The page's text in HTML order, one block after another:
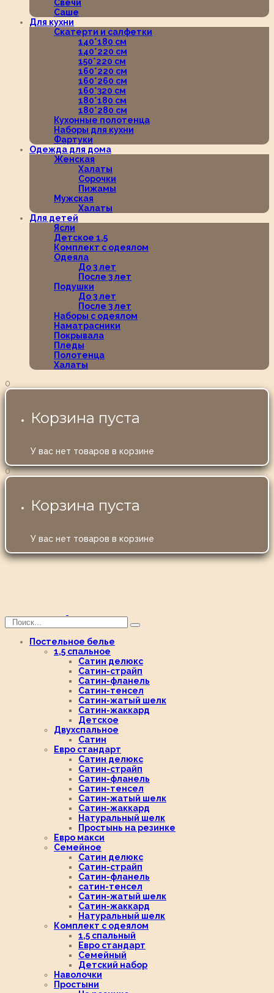
Свечи
Саше
Для кухни
Скатерти и салфетки
140*180 см
140*220 см
150*220 см
160*220 см
160*260 см
160*320 см
180*180 см
180*280 см
Кухонные полотенца
Наборы для кухни
Фартуки
Одежда для дома
Женская
Халаты
Сорочки
Пижамы
Мужская
Халаты
Для детей
Ясли
Детское 1,5
Комплект с одеялом
Одеяла
До 3 лет
После 3 лет
Подушки
До 3 лет
После 3 лет
Наборы с одеялом
Наматрасники
Покрывала
Пледы
Полотенца
Халаты
0
Корзина пуста
У вас нет товаров в корзине
0
Корзина пуста
У вас нет товаров в корзине
Постельное белье
1,5 спальное
Сатин делюкс
Сатин-страйп
Сатин-фланель
Сатин-тенсел
Сатин-жатый шелк
Сатин-жаккард
Детское
Двухспальное
Сатин
Евро стандарт
Сатин делюкс
Сатин-страйп
Сатин-фланель
Сатин-тенсел
Сатин-жатый шелк
Сатин-жаккард
Натуральный шелк
Простынь на резинке
Евро макси
Семейное
Сатин делюкс
Сатин-страйп
Сатин-фланель
сатин-тенсел
Сатин-жатый шелк
Сатин-жаккард
Натуральный шелк
Комплект с одеялом
1,5 спальный
Евро стандарт
Семейный
Детский набор
Наволочки
Простыни